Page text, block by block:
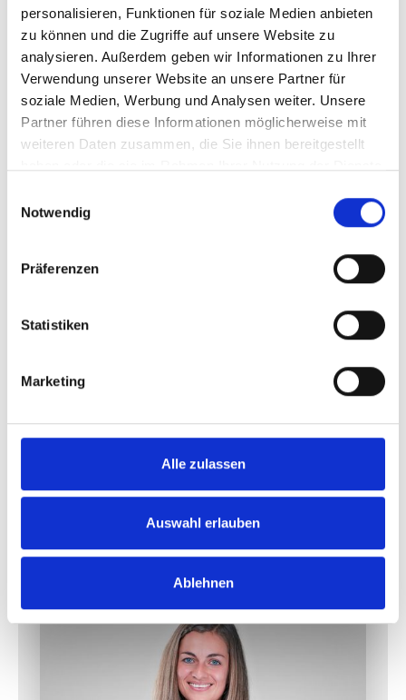
personalisieren, Funktionen für soziale Medien anbieten
zu können und die Zugriffe auf unsere Website zu
analysieren. Außerdem geben wir Informationen zu Ihrer
Verwendung unserer Website an unsere Partner für
soziale Medien, Werbung und Analysen weiter. Unsere
Partner führen diese Informationen möglicherweise mit
weiteren Daten zusammen, die Sie ihnen bereitgestellt
Notwendig
Präferenzen
Statistiken
Marketing
Alle zulassen
Auswahl erlauben
Ablehnen
©Hansestadt Attendorn“:
Das Stadtmarketing der
Hansestadt Attendorn
sucht Standbetreiberinnen
und Standbetreiber für fünf
Ausstellerinnen und
Möglichkeit, sich für
Formate zu bewerben.